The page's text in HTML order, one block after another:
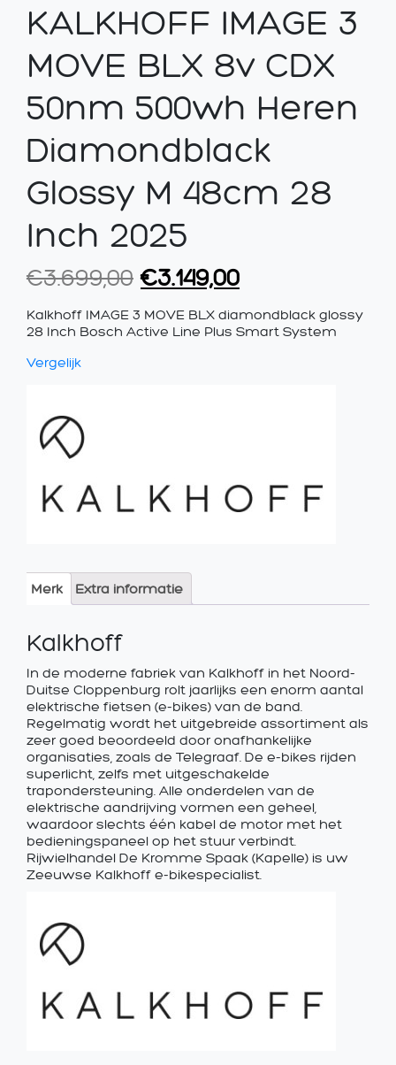
KALKHOFF IMAGE 3
MOVE BLX 8v CDX
50nm 500wh Heren
Diamondblack
Glossy M 48cm 28
Inch 2025
€3.699,00 Oorspronkelijke
prijs
was:
€3.149,00Huidige
prijs
is:
Kalkhoff IMAGE 3 MOVE BLX diamondblack glossy
28 Inch Bosch Active Line Plus Smart System
Vergelijk
Merk Extra informatie
Kalkhoff
In de moderne fabriek van Kalkhoff in het Noord-
Duitse Cloppenburg rolt jaarlijks een enorm aantal
elektrische fietsen (e-bikes) van de band.
Regelmatig wordt het uitgebreide assortiment als
zeer goed beoordeeld door onafhankelijke
organisaties, zoals de Telegraaf. De e-bikes rijden
superlicht, zelfs met uitgeschakelde
trapondersteuning. Alle onderdelen van de
elektrische aandrijving vormen een geheel,
waardoor slechts één kabel de motor met het
bedieningspaneel op het stuur verbindt.
Rijwielhandel De Kromme Spaak (Kapelle) is uw
Zeeuwse Kalkhoff e-bikespecialist.